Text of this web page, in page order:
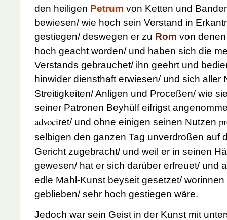
den heiligen Petrum von Ketten und
bewiesen/ wie hoch sein Verstand in
gestiegen/ deswegen er zu Rom von
hoch geacht worden/ und haben sich die
Verstands gebrauchet/ ihn geehrt und
hinwider diensthaft erwiesen/ und sich aller
Streitigkeiten/ Anligen und Proceßen/ wie
seiner Patronen Beyhülf eifrigst
advociret/ und ohne einigen seinen Nutzen
selbigen den ganzen Tag unverdroßen auf
Gericht zugebracht/ und weil er in seinen
gewesen/ hat er sich darüber erfreuet/ und
edle Mahl-Kunst beyseit gesetzet/
geblieben/ sehr hoch gestiegen wäre.
Jedoch war sein Geist in der Kunst mit